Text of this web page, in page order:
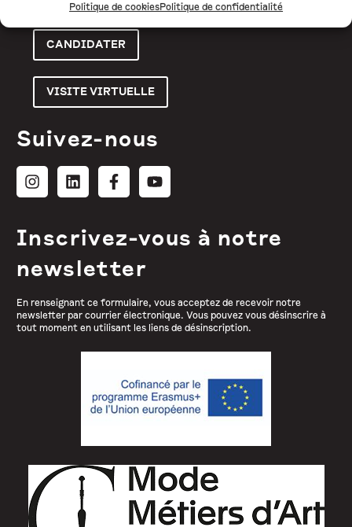
Politique de cookiesPolitique de confidentialité
CANDIDATER
VISITE VIRTUELLE
Suivez-nous
Inscrivez-vous à notre
newsletter
En renseignant ce formulaire, vous acceptez de recevoir notre
newsletter par courrier électronique. Vous pouvez vous désinscrire à
tout moment en utilisant les liens de désinscription.